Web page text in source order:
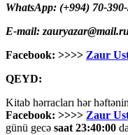
WhatsApp: (+994) 70-
E-mail:
Facebook: >>>> Zaur
QEYD:
Kitab hərracları hər həftənin
Facebook: >>>> Zaur
günü gecə saat 23:40:00